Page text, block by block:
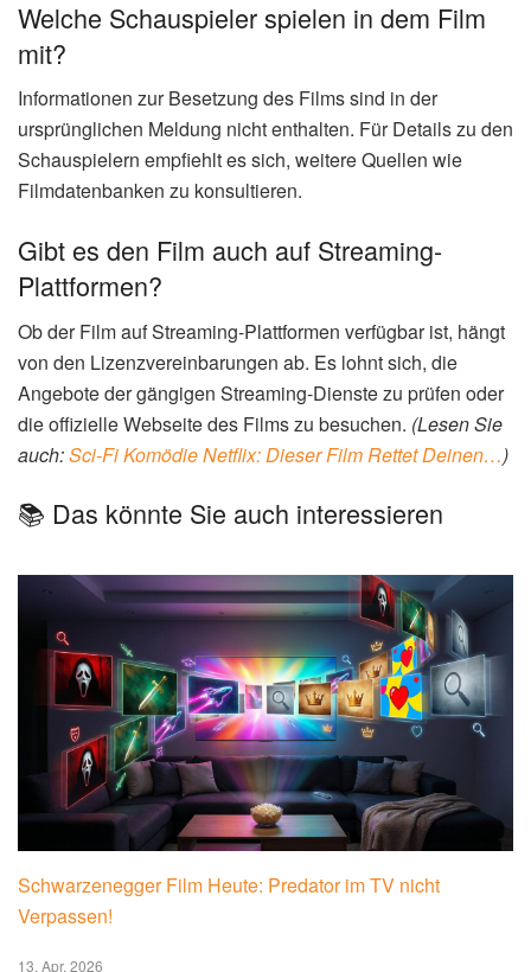
Welche Schauspieler spielen in dem Film
mit?
Informationen zur Besetzung des Films sind in der
ursprünglichen Meldung nicht enthalten. Für Details zu den
Schauspielern empfiehlt es sich, weitere Quellen wie
Filmdatenbanken zu konsultieren.
Gibt es den Film auch auf Streaming-
Plattformen?
Ob der Film auf Streaming-Plattformen verfügbar ist, hängt
von den Lizenzvereinbarungen ab. Es lohnt sich, die
Angebote der gängigen Streaming-Dienste zu prüfen oder
die offizielle Webseite des Films zu besuchen. (Lesen Sie
auch:Sci-Fi Komödie Netflix: Dieser Film Rettet Deinen…)
📚 Das könnte Sie auch interessieren
Schwarzenegger Film Heute: Predator im TV nicht
Verpassen!
13. Apr. 2026